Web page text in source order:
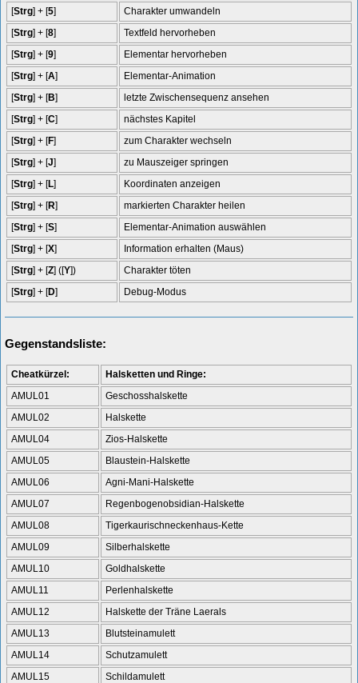
[Strg] + [5]
Charakter umwandeln
[Strg] + [8]
Textfeld hervorheben
[Strg] + [9]
Elementar hervorheben
[Strg] + [A]
Elementar-Animation
[Strg] + [B]
letzte Zwischensequenz ansehen
[Strg] + [C]
nächstes Kapitel
[Strg] + [F]
zum Charakter wechseln
[Strg] + [J]
zu Mauszeiger springen
[Strg] + [L]
Koordinaten anzeigen
[Strg] + [R]
markierten Charakter heilen
[Strg] + [S]
Elementar-Animation auswählen
[Strg] + [X]
Information erhalten (Maus)
[Strg] + [Z] ([Y])
Charakter töten
[Strg] + [D] Debug-Modus
Gegenstandsliste:
Cheatkürzel:
Halsketten und Ringe:
AMUL01
Geschosshalskette
AMUL02
Halskette
AMUL04
Zios-Halskette
AMUL05
Blaustein-Halskette
AMUL06
Agni-Mani-Halskette
AMUL07
Regenbogenobsidian-Halskette
AMUL08
Tigerkaurischneckenhaus-Kette
AMUL09
Silberhalskette
AMUL10
Goldhalskette
AMUL11
Perlenhalskette
AMUL12
Halskette der Träne Laerals
AMUL13
Blutsteinamulett
AMUL14
Schutzamulett
AMUL15
Schildamulett